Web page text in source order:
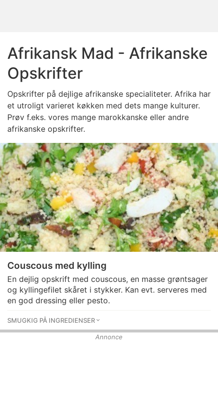
Afrikansk Mad - Afrikanske
Opskrifter
Opskrifter på dejlige afrikanske specialiteter. Afrika har
et utroligt varieret køkken med dets mange kulturer.
Prøv f.eks. vores mange marokkanske eller andre
afrikanske opskrifter.
Couscous med kylling
En dejlig opskrift med couscous, en masse grøntsager
og kyllingefilet skåret i stykker. Kan evt. serveres med
en god dressing eller pesto.
SMUGKIG PÅ INGREDIENSER
Annonce